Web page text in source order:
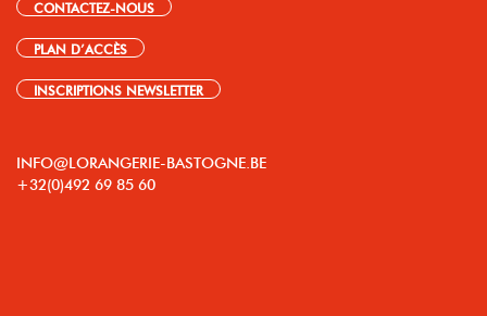
CONTACTEZ-NOUS
PLAN D’ACCÈS
INSCRIPTIONS NEWSLETTER
INFO@LORANGERIE-BASTOGNE.BE
+32(0)492 69 85 60